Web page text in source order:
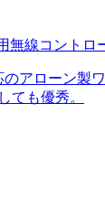
無線コントロ
のアローン製
ても優秀。